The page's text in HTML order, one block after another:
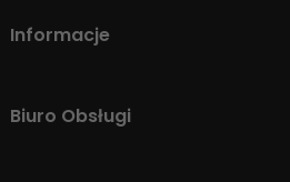
Informacje
Biuro Obsługi